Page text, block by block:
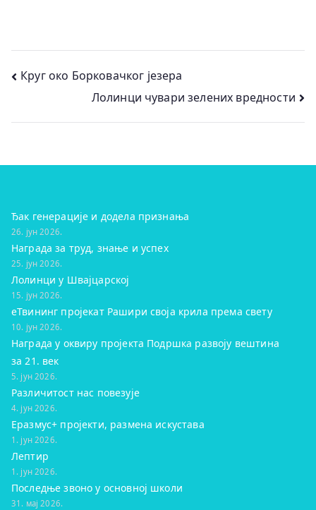
Кретање
Круг око Борковачког језера
Лолинци чувари зелених вредности
Ђак генерације и додела признања
26. јун 2026.
Награда за труд, знање и успех
25. јун 2026.
Лолинци у Швајцарској
15. јун 2026.
eТвининг пројекат Рашири своја крила према свету
10. јун 2026.
Награда у оквиру пројекта Подршка развоју вештина
за 21. век
5. јун 2026.
Различитост нас повезује
4. јун 2026.
Еразмус+ пројекти, размена искустава
1. јун 2026.
Лептир
1. јун 2026.
Последње звоно у основној школи
31. мај 2026.